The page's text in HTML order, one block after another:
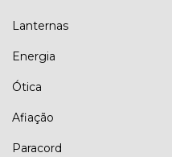
Lanternas
Energia
Ótica
Afiação
Paracord